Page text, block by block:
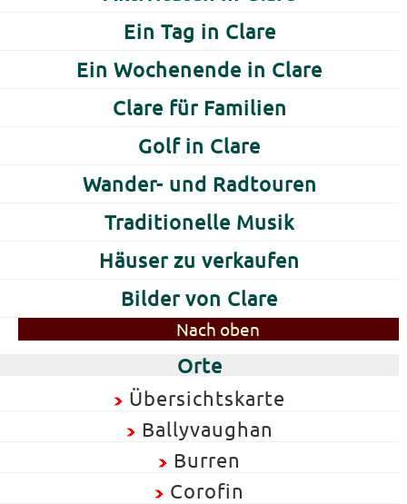
Ein Tag in Clare
Ein Wochenende in Clare
Clare für Familien
Golf in Clare
Wander- und Radtouren
Traditionelle Musik
Häuser zu verkaufen
Bilder von Clare
Nach oben
Orte
Übersichtskarte
Ballyvaughan
Burren
Corofin